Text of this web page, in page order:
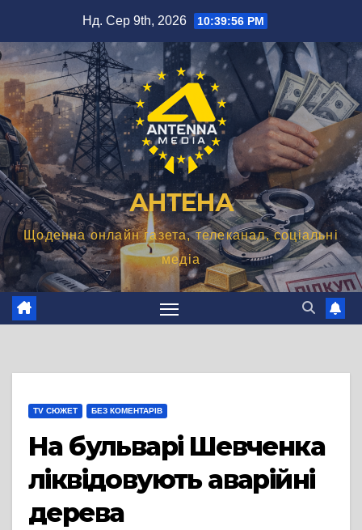
вмісту
Нд. Сер 9th, 2026 10:39:58 PM
АНТЕНА
Щоденна онлайн газета, телеканал, соціальні
медіа
TV СЮЖЕТ БЕЗ КОМЕНТАРІВ
На бульварі Шевченка
ліквідовують аварійні
дерева